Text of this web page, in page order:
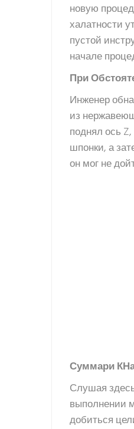
новую
халатности
пустой
начале
При
Инженер
из
поднял ось
шпонки, а
он мог не
СуммариК
Слушая
выполнении
добиться